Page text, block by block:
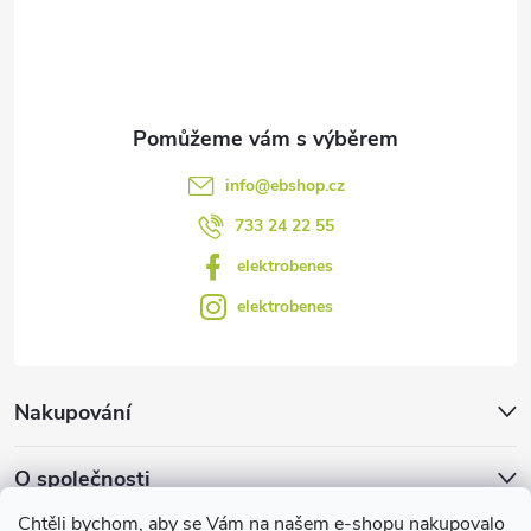
Chtěli bychom, aby se Vám na našem e-shopu nakupovalo
Nakupování
O společnosti
info@ebshop.cz
733 24 22 55
elektrobenes
elektrobenes